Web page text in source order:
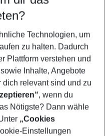
Technologien, um
zu halten. Dadurch
Plattform verstehen und
Inhalte, Angebote
relevant sind und zu
, wenn du
Nötigste? Dann wähle
„Cookies
Einstellungen